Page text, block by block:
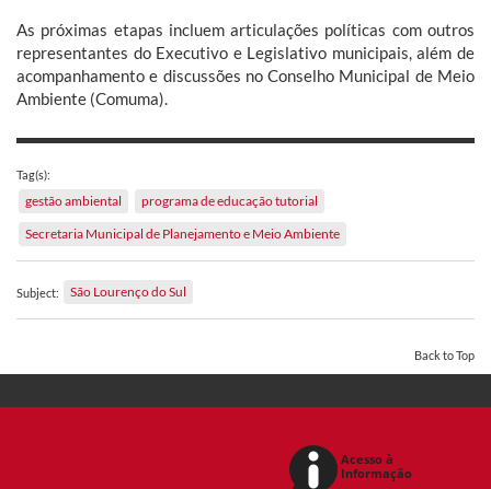
As próximas etapas incluem articulações políticas com outros
representantes do Executivo e Legislativo municipais, além de
acompanhamento e discussões no Conselho Municipal de Meio
Ambiente (Comuma).
Tag(s):
gestão ambiental
programa de educação tutorial
Secretaria Municipal de Planejamento e Meio Ambiente
Subject: São Lourenço do Sul
Back to Top